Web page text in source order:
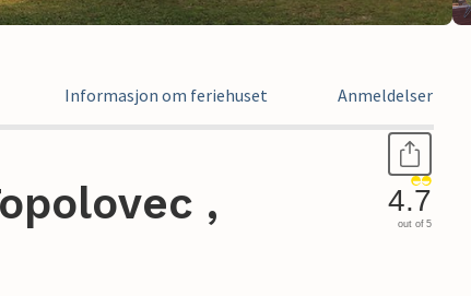
Informasjon om feriehuset Anmeldelser
,
4.7
out of 5